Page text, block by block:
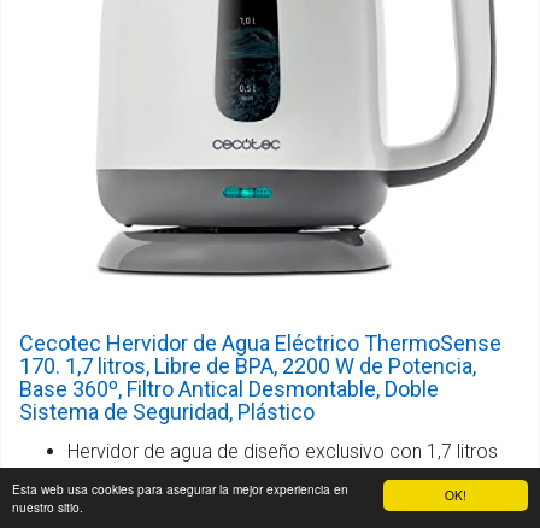
OK!
Esta web usa cookies para asegurar la mejor experiencia en
nuestro sitio.
Cecotec Hervidor de Agua Eléctrico ThermoSense
170. 1,7 litros, Libre de BPA, 2200 W de Potencia,
Base 360º, Filtro Antical Desmontable, Doble
Sistema de Seguridad, Plástico
Hervidor de agua de diseño exclusivo con 1,7 litros
de capacidad; fabricado en plástico de alta cálida d
totalmente libre de bpa y otros tóxicos